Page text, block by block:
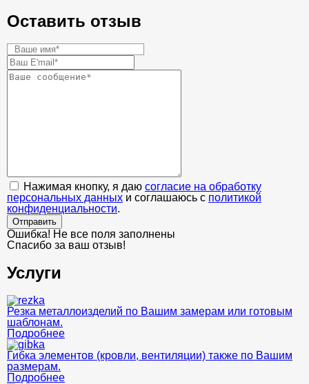
Оставить отзыв
Нажимая кнопку, я даю согласие на обработку
персональных данных и соглашаюсь с политикой
конфиденциальности.
Отправить
Ошибка! Не все поля заполнены
Спасибо за ваш отзыв!
Услуги
Резка металлоизделий по Вашим замерам или готовым
шаблонам.
Подробнее
Гибка элементов (кровли, вентиляции) также по Вашим
размерам.
Подробнее